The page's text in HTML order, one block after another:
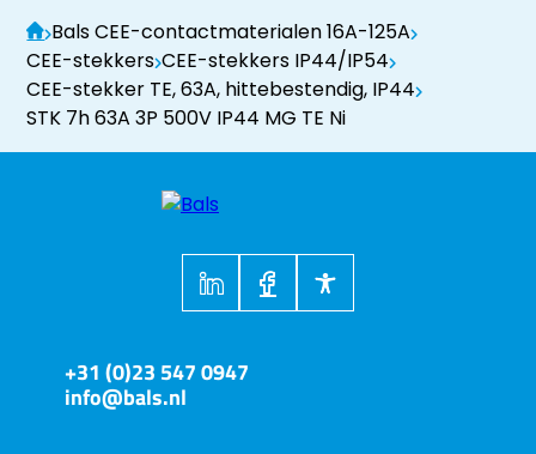
Bals CEE-contactmaterialen 16A-125A
CEE-stekkers CEE-stekkers IP44/IP54
CEE-stekker TE, 63A, hittebestendig, IP44
STK 7h 63A 3P 500V IP44 MG TE Ni
+31 (0)23 547 0947
info@bals.nl